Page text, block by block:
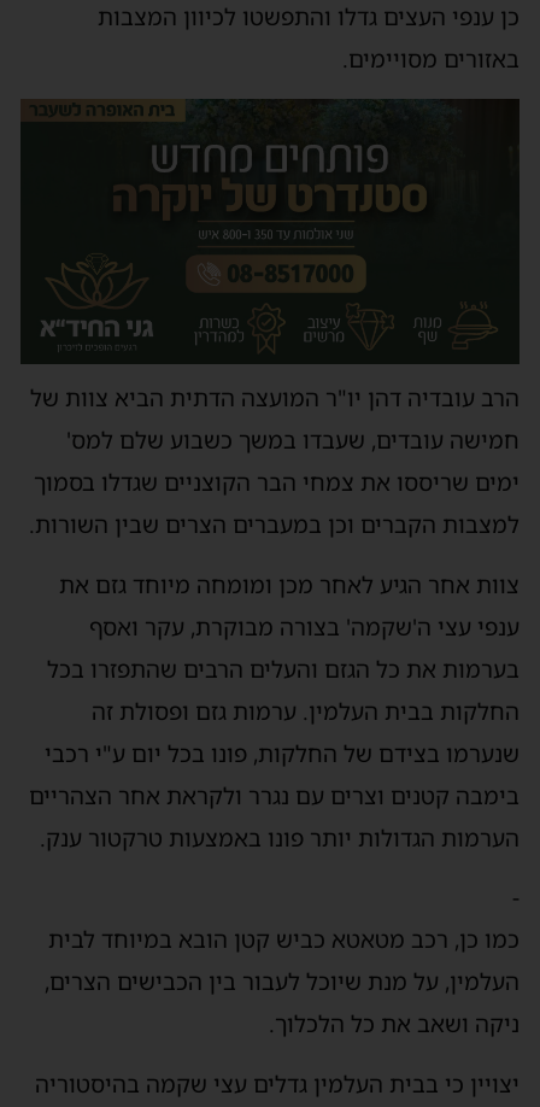
כן ענפי העצים גדלו והתפשטו לכיוון המצבות
באזורים מסויימים.
הרב עובדיה דהן יו"ר המועצה הדתית הביא צוות של
חמישה עובדים, שעבדו במשך כשבוע שלם למס'
ימים שריססו את צמחי הבר הקוצניים שגדלו בסמוך
למצבות הקברים וכן במעברים הצרים שבין השורות.
צוות אחר הגיע לאחר מכן ומומחה מיוחד גזם את
ענפי עצי ה'שקמה' בצורה מבוקרת, עקר ואסף
בערמות את כל הגזם והעלים הרבים שהתפזרו בכל
החלקות בבית העלמין. ערמות גזם ופסולת זה
שנערמו בצידם של החלקות, פונו בכל יום ע"י רכבי
בימבה קטנים וצרים עם נגרר ולקראת אחר הצהריים
הערמות הגדולות יותר פונו באמצעות טרקטור ענק.
-
כמו כן, רכב מטאטא כביש קטן הובא במיוחד לבית
העלמין, על מנת שיוכל לעבור בין הכבישים הצרים,
ניקה ושאב את כל הלכלוך.
יצויין כי בבית העלמין גדלים עצי שקמה בהיסטוריה